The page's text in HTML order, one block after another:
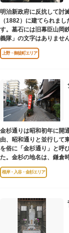
明治新政府に反抗して討
（1882）に建てられま
す。墓石には旧幕臣山岡
義隊」の文字はありませ
上野・御徒町エリア
金杉通りは昭和初年に開
由、昭和通りと並行して
を俗に「金杉通り」と呼
た。金杉の地名は、鎌倉
曽木、それが金杉に変わ
根岸・入谷・金杉エリア